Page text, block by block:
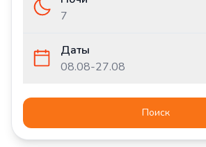
7
Даты
08.08-27.08
Поиск